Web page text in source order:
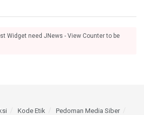
Widget need JNews - View Counter to be
Kode Etik
Pedoman Media Siber